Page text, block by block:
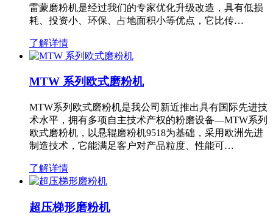
雷蒙磨粉机是经过我们的专家优化升级改造，具有低损
耗、投资小、环保、占地面积小等优点，它比传…
了解详情
MTW 系列欧式磨粉机
MTW系列欧式磨粉机是我公司新近推出具有国际先进技
术水平，拥有多项自主技术产权的粉磨设备—MTW系列
欧式磨粉机，以悬辊磨粉机9518为基础，采用欧洲先进
制造技术，它能满足客户对产品粒度、性能可…
了解详情
超压梯形磨粉机